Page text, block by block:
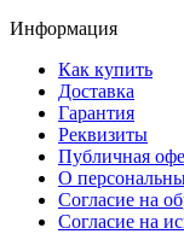
Информация
Как купить
Доставка
Гарантия
Реквизиты
Публичная
О
Согласие на
Согласие на